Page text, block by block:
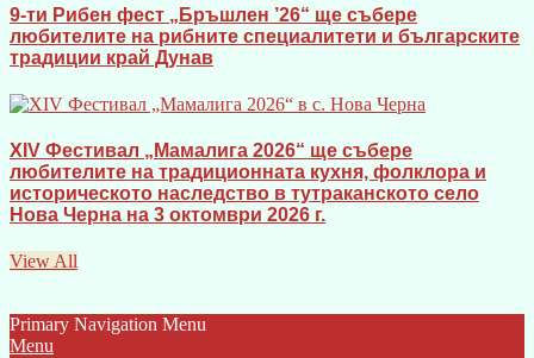
9-ти Рибен фест „Бръшлен ’26“ ще събере
любителите на рибните специалитети и българските
традиции край Дунав
XIV Фестивал „Мамалига 2026“ ще събере
любителите на традиционната кухня, фолклора и
историческото наследство в тутраканското село
Нова Черна на 3 октомври 2026 г.
View All
Primary Navigation Menu
Menu